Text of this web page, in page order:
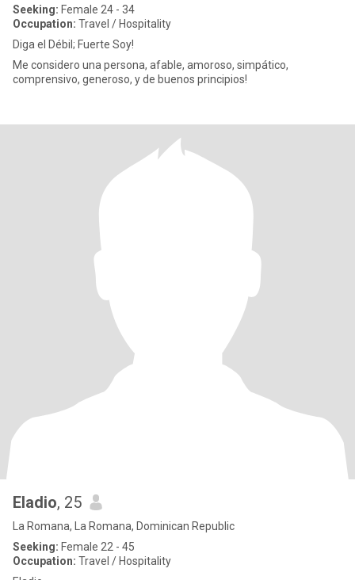
Seeking: Female 24 - 34
Occupation: Travel / Hospitality
Diga el Débil; Fuerte Soy!
Me considero una persona, afable, amoroso, simpático,
comprensivo, generoso, y de buenos principios!
Eladio, 25
La Romana, La Romana, Dominican Republic
Seeking: Female 22 - 45
Occupation: Travel / Hospitality